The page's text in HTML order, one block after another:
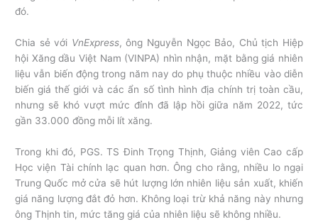
đó.
Chia sẻ với VnExpress, ông Nguyễn Ngọc Bảo, Chủ tịch Hiệp
hội Xăng dầu Việt Nam (VINPA) nhìn nhận, mặt bằng giá nhiên
liệu vẫn biến động trong năm nay do phụ thuộc nhiều vào diễn
biến giá thế giới và các ẩn số tình hình địa chính trị toàn cầu,
nhưng sẽ khó vượt mức đỉnh đã lập hồi giữa năm 2022, tức
gần 33.000 đồng mỗi lít xăng.
Trong khi đó, PGS. TS Đinh Trọng Thịnh, Giảng viên Cao cấp
Học viện Tài chính lạc quan hơn. Ông cho rằng, nhiều lo ngại
Trung Quốc mở cửa sẽ hút lượng lớn nhiên liệu sản xuất, khiến
giá năng lượng đắt đỏ hơn. Không loại trừ khả năng này nhưng
ông Thịnh tin, mức tăng giá của nhiên liệu sẽ không nhiều.